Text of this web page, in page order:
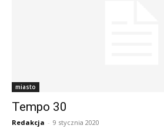
miasto
Tempo 30
Redakcja - 9 stycznia 2020